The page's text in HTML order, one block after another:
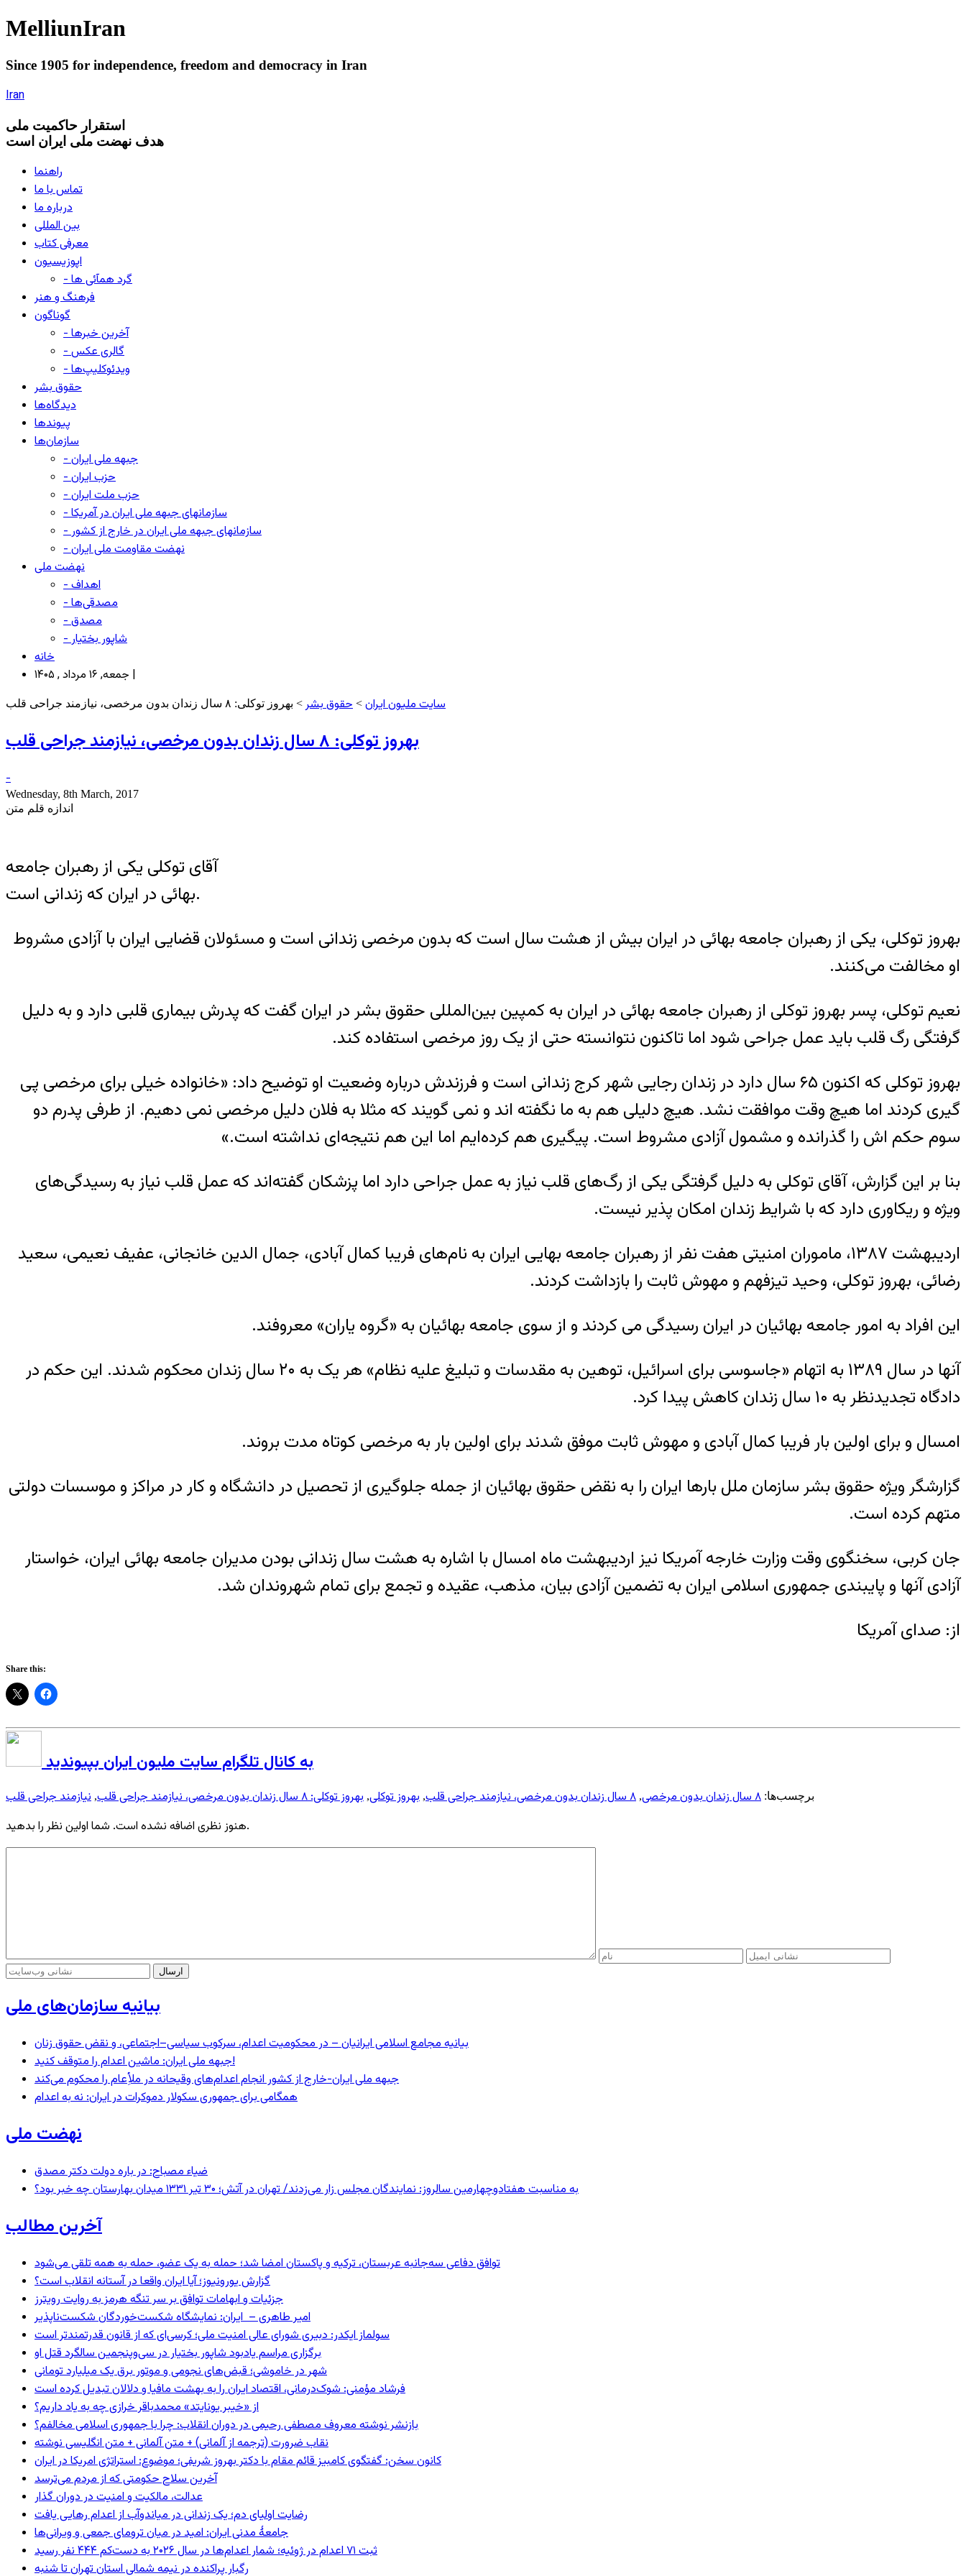
MelliunIran
Since 1905 for independence, freedom and democracy in Iran
Iran
استقرار حاکميت ملی
هدف نهضت ملی ایران است
راهنما
تماس با ما
درباره ما
بین المللی
معرفی کتاب
اپوزیسیون
- گرد همآئی ها
فرهنگ و هنر
گوناگون
- آخرین خبرها
- گالری عکس
- ویدئوکلیپ‌ها
حقوق بشر
دیدگاه‌ها
پیوندها
سازمان‌ها
- جبهه ملی ایران
- حزب ایران
- حزب ملت ایران
- سازمانهای جبهه ملی ایران در آمریکا
- سازمانهای جبهه ملی ایران در خارج از کشور
- نهضت مقاومت ملی ایران
نهضت ملی
- اهداف
- مصدقی‌ها
- مصدق
- شاپور بختیار
خانه
جمعه, ۱۶ مرداد , ۱۴۰۵ |
سایت ملیون ایران > حقوق بشر > بهروز توکلی: ۸ سال زندان بدون مرخصی، نیازمند جراحی قلب
بهروز توکلی: ۸ سال زندان بدون مرخصی، نیازمند جراحی قلب
-
Wednesday, 8th March, 2017
اندازه قلم متن
آقای توکلی یکی از رهبران جامعه
بهائی در ایران که زندانی است.
بهروز توکلی، یکی از رهبران جامعه بهائی در ایران بیش از هشت سال است که بدون مرخصی زندانی است و مسئولان قضایی ایران با آزادی مشروط
او مخالفت می‌کنند.
نعیم توکلی، پسر بهروز توکلی از رهبران جامعه بهائی در ایران به کمپین بین‌المللی حقوق بشر در ایران گفت که پدرش بیماری قلبی دارد و به دلیل
گرفتگی رگ قلب باید عمل جراحی شود اما تاکنون نتوانسته حتی از یک روز مرخصی استفاده کند.
بهروز توکلی که اکنون ۶۵ سال دارد در زندان رجایی شهر کرج زندانی است و فرزندش درباره وضعیت او توضیح داد: «خانواده خیلی برای مرخصی پی
گیری کردند اما هیچ وقت موافقت نشد. هیچ دلیلی هم به ما نگفته اند و نمی گویند که مثلا به فلان دلیل مرخصی نمی دهیم. از طرفی پدرم دو
سوم حکم اش را گذرانده و مشمول آزادی مشروط است. پیگیری هم کرده‌ایم اما این هم نتیجه‌ای نداشته است.»
بنا بر این گزارش، آقای توکلی به دلیل گرفتگی یکی از رگ‌های قلب نیاز به عمل جراحی دارد اما پزشکان گفته‌اند که عمل قلب نیاز به رسیدگی‌های
ویژه و ریکاوری دارد که با شرایط زندان امکان پذیر نیست.
اردیبهشت ۱۳۸۷، ماموران امنیتی هفت نفر از رهبران جامعه بهایی ایران به نام‌های فریبا کمال آبادی، جمال الدین خانجانی، عفیف نعیمی، سعید
رضائی، بهروز توکلی، وحید تیزفهم و مهوش ثابت را بازداشت کردند.
این افراد به امور جامعه بهائیان در ایران رسیدگی می کردند و از سوی جامعه بهائیان به «گروه یاران» معروفند.
آنها در سال ۱۳۸۹ به اتهام «جاسوسی برای اسرائیل، توهین به مقدسات و تبلیغ علیه نظام» هر یک به ۲۰ سال زندان محکوم شدند. این حکم در
دادگاه تجدیدنظر به ۱۰ سال زندان کاهش پیدا کرد.
امسال و برای اولین بار فریبا کمال آبادی و مهوش ثابت موفق شدند برای اولین بار به مرخصی کوتاه مدت بروند.
گزارشگر ویژه حقوق بشر سازمان ملل بارها ایران را به نقض حقوق بهائیان از جمله جلوگیری از تحصیل در دانشگاه و کار در مراکز و موسسات دولتی
متهم کرده است.
جان کربی، سخنگوی وقت وزارت خارجه آمریکا نیز اردیبهشت ماه امسال با اشاره به هشت سال زندانی بودن مدیران جامعه بهائی ایران، خواستار
آزادی آنها و پایبندی جمهوری اسلامی ایران به تضمین آزادی بیان، مذهب، عقیده و تجمع برای تمام شهروندان شد.
از: صدای آمریکا
Share this:
به کانال تلگرام سایت ملیون ایران بپیوندید
برچسب‌ها: ۸ سال زندان بدون مرخصی , ۸ سال زندان بدون مرخصی، نیازمند جراحی قلب , بهروز توکلی, بهروز توکلی: ۸ سال زندان بدون مرخصی، نیازمند جراحی قلب , نیازمند جراحی قلب
هنوز نظری اضافه نشده است. شما اولین نظر را بدهید.
بیانیه سازمان‌های ملی
بیانیه مجامع اسلامی ایرانیان – در محکومیت اعدام، سرکوب سیاسی–اجتماعی، و نقض حقوق زنان
جبهه ملی ایران: ماشین اعدام را متوقف کنید!
جبهه ملی ایران-خارج از کشور انجام اعدام‌های وقیحانه در ملأِعام را محکوم می‌کند
همگامی برای جمهوری سکولار دموکرات در ایران: نه به اعدام
نهضت ملی
ضیاء مصباح: در باره دولت دکتر مصدق
به مناسبت هفتادوچهارمین سالروز: نمایندگان مجلس زار می‌زدند/ تهران در آتش؛ ۳۰ تیر ۱۳۳۱ میدان بهارستان چه خبر بود؟
آخرین مطالب
توافق دفاعی سه‌جانبه عربستان، ترکیه و پاکستان امضا شد؛ حمله به یک عضو، حمله به همه تلقی می‌شود
گزارش یورونیوز؛ آیا ایران واقعا در آستانه انقلاب است؟
جزئیات و ابهامات توافق بر سر تنگه هرمز به روایت رویترز
امیر طاهری – ایران: نمایشگاه شکست‌خوردگان شکست‌ناپذیر
سولماز ایکدر: دبیری شورای عالی امنیت ملی؛ کرسی‌ای که از قانون قدرتمندتر است
برگزاری مراسم یادبود شاپور بختیار در سی‌وپنجمین سالگرد قتل او
شهر در خاموشی؛ قبض‌های نجومی و موتور برق یک میلیارد تومانی
فرشاد مؤمنی: شوک‌درمانی، اقتصاد ایران را به بهشت مافیا و دلالان تبدیل کرده است
از «خیبر یونایتد» محمدباقر خرازی چه به یاد داریم؟
بازنشر نوشته معروف مصطفی رحیمی در دوران انقلاب: چرا با جمهوری اسلامی مخالفم؟
نقاب ضرورت (ترجمه از آلمانی) + متن آلمانی + متن انگلیسی نوشته
کانون سخن: گفتگوی کامبیز قائم مقام با دکتر بهروز شریفی؛ موضوع: استراتژی امریکا در ایران
آخرین سلاح حکومتی که از مردم می‌ترسد
عدالت، مالکیت و امنیت در دوران گذار
رضایت اولیای دم؛ یک زندانی در میاندوآب از اعدام رهایی یافت
جامعهٔ مدنی ایران: امید در میان ترومای جمعی و ویرانی‌ها
ثبت ۷۱ اعدام در ژوئیه؛ شمار اعدام‌ها در سال ۲۰۲۶ به دست‌کم ۴۴۴ نفر رسید
رگبار پراکنده در نیمه شمالی استان تهران تا شنبه